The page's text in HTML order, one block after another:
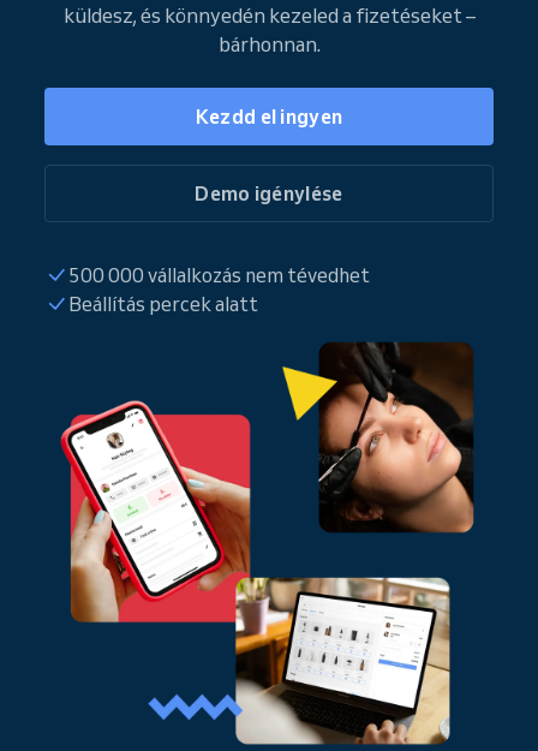
küldesz, és könnyedén kezeled a fizetéseket –
bárhonnan.
Kezdd el ingyen
Demo igénylése
500 000 vállalkozás nem tévedhet
Beállítás percek alatt